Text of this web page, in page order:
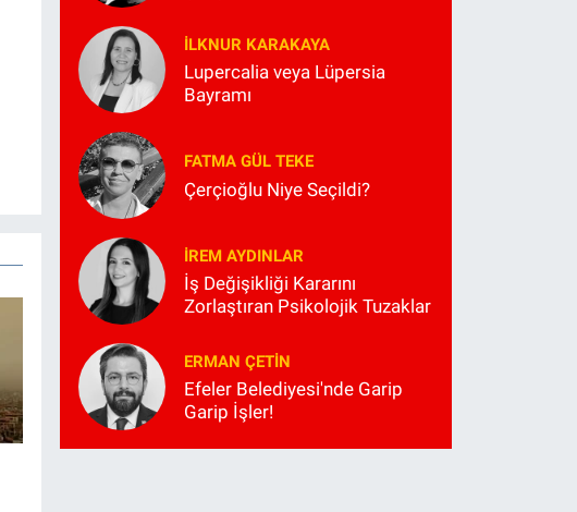
İLKNUR KARAKAYA
Lupercalia veya Lüpersia
Bayramı
FATMA GÜL TEKE
Çerçioğlu Niye Seçildi?
İREM AYDINLAR
İş Değişikliği Kararını
Zorlaştıran Psikolojik Tuzaklar
ERMAN ÇETIN
Efeler Belediyesi'nde Garip
Garip İşler!